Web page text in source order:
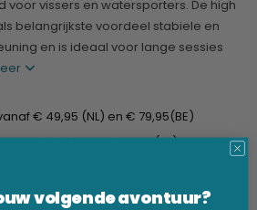
voor vissers en watersporters. De high
belangrijkste voordeel stabiele en
en is ideaal voor lange sessies
€ 49,95 (NL) en € 79,95(BE)
de € 49,95 van € 6,95 (NL) en € 7,95
volgende avontuur?